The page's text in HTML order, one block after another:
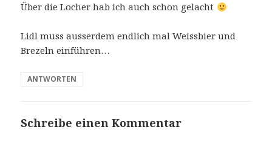
Über die Locher hab ich auch schon gelacht
Lidl muss ausserdem endlich mal Weissbier und
Brezeln einführen…
ANTWORTEN
Schreibe einen Kommentar